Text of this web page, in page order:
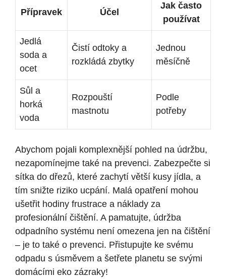
Přípravek Účel
Jak často
používat
Jedlá
soda a
ocet
Čistí odtoky a
rozkládá zbytky
Jednou
měsíčně
Sůl a
horká
voda
Rozpouští
mastnotu
Podle
potřeby
Abychom pojali komplexnější pohled na údržbu,
nezapomínejme také na prevenci. Zabezpečte si
sítka do dřezů, které zachytí větší kusy jídla, a
tím snižte riziko ucpání. Malá opatření mohou
ušetřit hodiny frustrace a náklady za
profesionální čištění. A pamatujte, údržba
odpadního systému není omezena jen na čištění
– je to také o prevenci. Přistupujte ke svému
odpadu s úsměvem a šetřete planetu se svými
domácími eko zázraky!